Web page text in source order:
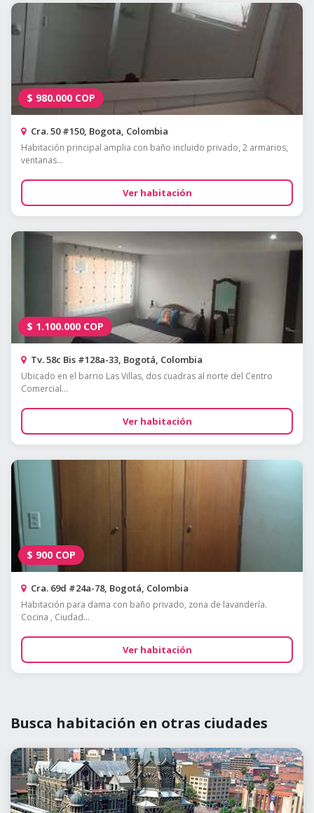
$ 980.000 COP
Cra. 50 #150, Bogota, Colombia
Habitación principal amplia con baño incluido privado, 2 armarios,
ventanas...
Ver habitación
$ 1.100.000 COP
Tv. 58c Bis #128a-33, Bogotá, Colombia
Ubicado en el barrio Las Villas, dos cuadras al norte del Centro
Comercial...
Ver habitación
$ 900 COP
Cra. 69d #24a-78, Bogotá, Colombia
Habitación para dama con baño privado, zona de lavandería.
Cocina , Ciudad...
Ver habitación
Busca habitación en otras ciudades